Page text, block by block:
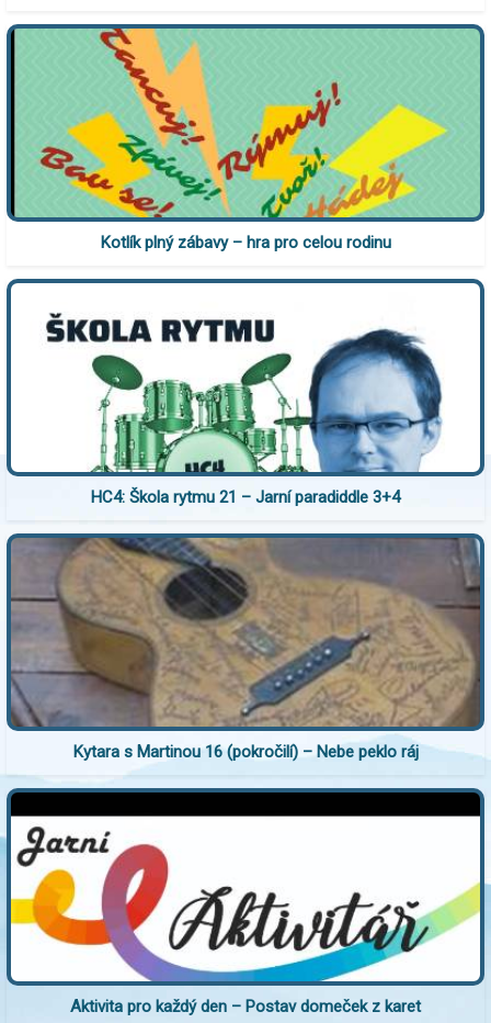
Kotlík plný zábavy – hra pro celou rodinu
HC4: Škola rytmu 21 – Jarní paradiddle 3+4
Kytara s Martinou 16 (pokročilí) – Nebe peklo ráj
Aktivita pro každý den – Postav domeček z karet